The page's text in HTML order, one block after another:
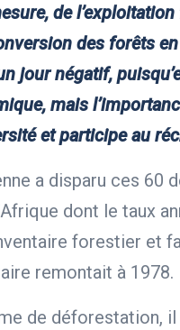
de
des forêts
jour négatif,
mais
et participe au
a disparu ces 60
dont le taux
forestier et
remontait à 1978.
de déforestation,